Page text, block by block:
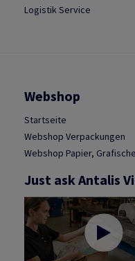
Logistik Service
Webshop
Startseite
Webshop Verpackungen
Webshop Papier,
Just ask Antalis